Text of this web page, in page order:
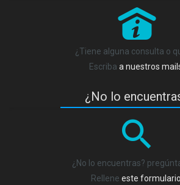
P
¿Tiene alguna consulta o
Escriba a nuestros
¿No lo
¿No lo encuentras?
Rellene este formulario